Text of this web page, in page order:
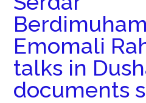
Emomali
talks in
documents